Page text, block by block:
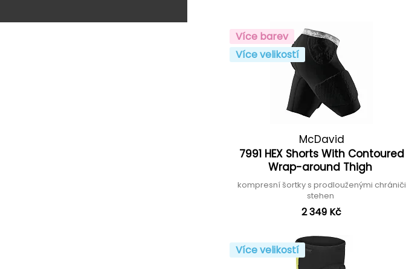
Více barev
Více velikostí
McDavid
7991 HEX Shorts With Contoured
Wrap-around Thigh
kompresní šortky s prodlouženými chrániči
stehen
2 349 Kč
Více velikostí